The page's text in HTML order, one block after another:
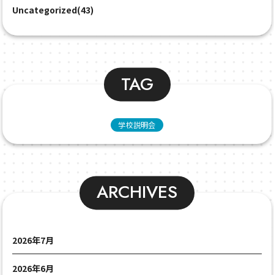
Uncategorized(43)
TAG
学校説明会
ARCHIVES
2026年7月
2026年6月